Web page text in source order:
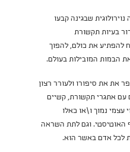
שבגינה קבעו
בעיות תקשורת
להפתיע את כולם, להפוך
את הבמות המובילות בעולם.
את את סיפורו ולעורר רצון
אתגרי תקשורת, קשיים
עצמי נמוך ו\או כאלו
האוטיסטי. וגם לתת השראה
לכל אדם באשר הוא.